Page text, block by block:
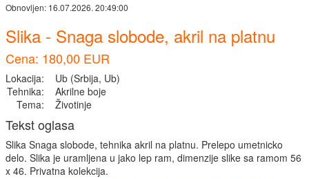
Obnovljen: 16.07.2026. 20:49:00
Slika - Snaga slobode, akril na platnu
Cena: 180,00 EUR
Lokacija:
Ub (Srbija, Ub)
Tehnika:
Akrilne boje
Tema:
Životinje
Tekst oglasa
Slika Snaga slobode, tehnika akril na platnu. Prelepo umetnicko
delo. Slika je uramljena u jako lep ram, dimenzije slike sa ramom 56
x 46. Privatna kolekcija.